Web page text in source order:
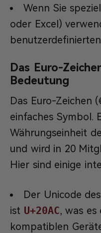
Wenn Sie
oder Excel)
Das Euro-
Bedeutung
Das Euro-Zeichen
einfaches Symbol.
Währungseinheit
und wird in 20
Hier sind einige
Der Unicode
ist U+20AC, was
kompatiblen